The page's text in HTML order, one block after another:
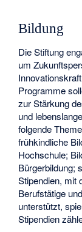
Bildung
Die Stiftung
um
Programme
zur Stärkung
und
folgende
frühkindliche
Hochschule;
Bürgerbildung;
Stipendien, mit
Berufstätige
unterstützt,
Stipendien